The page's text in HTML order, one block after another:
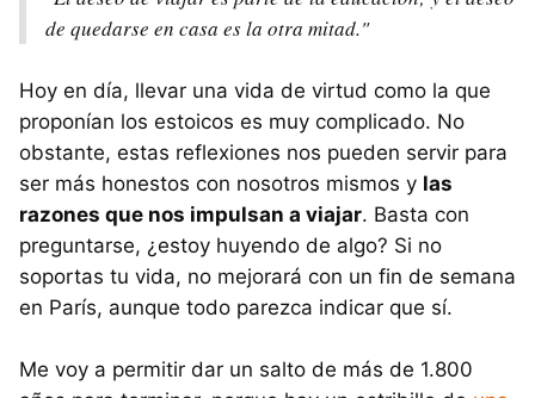
de quedarse en casa es la otra mitad."
Hoy en día, llevar una vida de virtud como la que
proponían los estoicos es muy complicado. No
obstante, estas reflexiones nos pueden servir para
ser más honestos con nosotros mismos y las
razones que nos impulsan a viajar. Basta con
preguntarse, ¿estoy huyendo de algo? Si no
soportas tu vida, no mejorará con un fin de semana
en París, aunque todo parezca indicar que sí.
Me voy a permitir dar un salto de más de 1.800